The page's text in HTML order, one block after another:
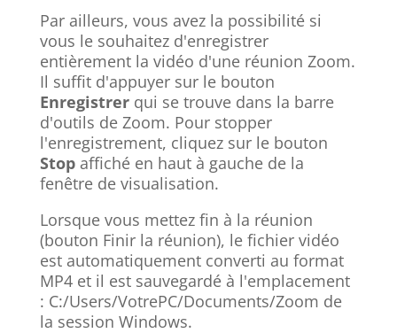
Par ailleurs, vous avez la possibilité si
vous le souhaitez d'enregistrer
entièrement la vidéo d'une réunion Zoom.
Il suffit d'appuyer sur le bouton
Enregistrerqui se trouve dans la barre
d'outils de Zoom. Pour stopper
l'enregistrement, cliquez sur le bouton
Stopaffiché en haut à gauche de la
fenêtre de visualisation.
Lorsque vous mettez fin à la réunion
(bouton Finir la réunion), le fichier vidéo
est automatiquement converti au format
MP4 et il est sauvegardé à l'emplacement
: C:/Users/VotrePC/Documents/Zoom de
la session Windows.